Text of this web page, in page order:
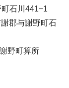
石川441−1
郡与謝野町石
野町算所